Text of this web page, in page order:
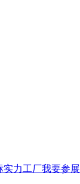
实力工厂我要参展